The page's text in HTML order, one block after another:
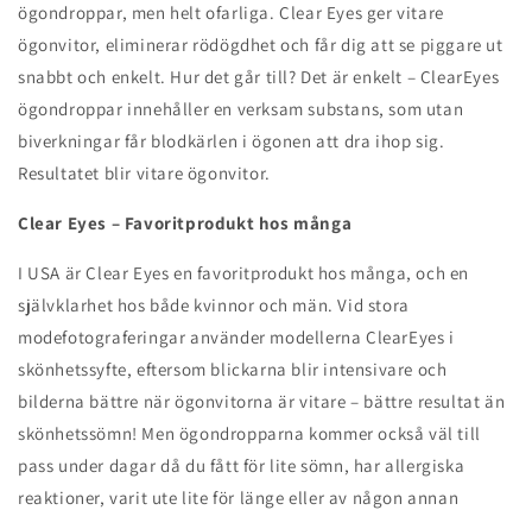
ögondroppar, men helt ofarliga. Clear Eyes ger vitare
ögonvitor, eliminerar rödögdhet och får dig att se piggare ut
snabbt och enkelt. Hur det går till? Det är enkelt – ClearEyes
ögondroppar innehåller en verksam substans, som utan
biverkningar får blodkärlen i ögonen att dra ihop sig.
Resultatet blir vitare ögonvitor.
Clear Eyes – Favoritprodukt hos många
I USA är Clear Eyes en favoritprodukt hos många, och en
självklarhet hos både kvinnor och män. Vid stora
modefotograferingar använder modellerna ClearEyes i
skönhetssyfte, eftersom blickarna blir intensivare och
bilderna bättre när ögonvitorna är vitare – bättre resultat än
skönhetssömn! Men ögondropparna kommer också väl till
pass under dagar då du fått för lite sömn, har allergiska
reaktioner, varit ute lite för länge eller av någon annan